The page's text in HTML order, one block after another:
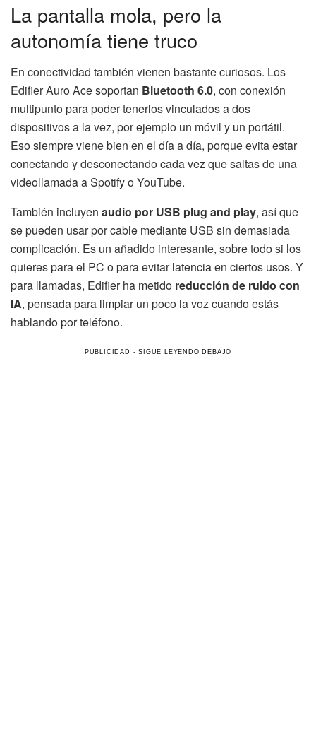
La pantalla mola, pero la
autonomía tiene truco
En conectividad también vienen bastante curiosos. Los
Edifier Auro Ace soportan Bluetooth 6.0, con conexión
multipunto para poder tenerlos vinculados a dos
dispositivos a la vez, por ejemplo un móvil y un portátil.
Eso siempre viene bien en el día a día, porque evita estar
conectando y desconectando cada vez que saltas de una
videollamada a Spotify o YouTube.
También incluyen audio por USB plug and play, así que
se pueden usar por cable mediante USB sin demasiada
complicación. Es un añadido interesante, sobre todo si los
quieres para el PC o para evitar latencia en ciertos usos. Y
para llamadas, Edifier ha metido reducción de ruido con
IA, pensada para limpiar un poco la voz cuando estás
hablando por teléfono.